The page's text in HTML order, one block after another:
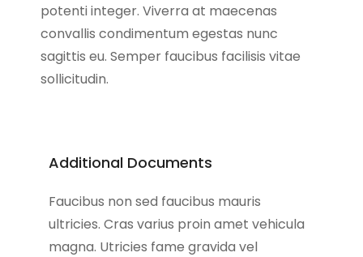
potenti integer. Viverra at maecenas
convallis condimentum egestas nunc
sagittis eu. Semper faucibus facilisis vitae
sollicitudin.
Additional Documents
Faucibus non sed faucibus mauris
ultricies. Cras varius proin amet vehicula
magna. Utricies fame gravida vel